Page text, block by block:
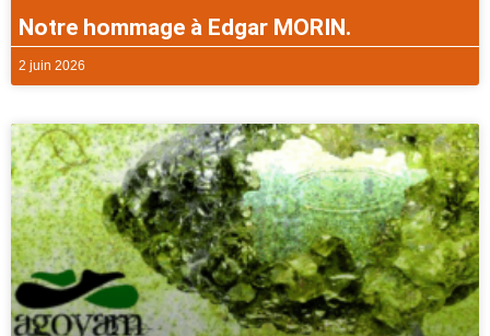
Notre hommage à Edgar MORIN.
2 juin 2026